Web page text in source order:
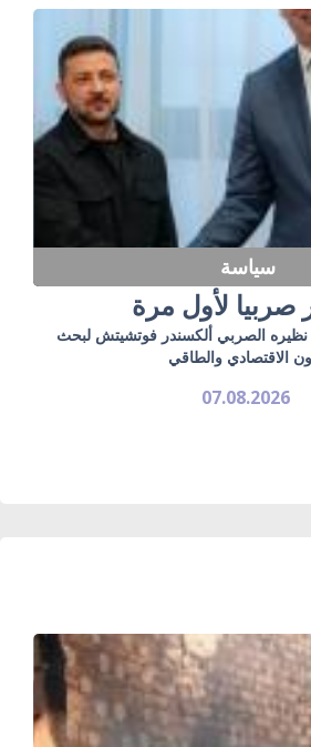
سياسة
صربيا لأول مرة
نظيره الصربي ألكسندر فوتشيتش لبحث
الاقتصادي والطاقي
07.08.2026